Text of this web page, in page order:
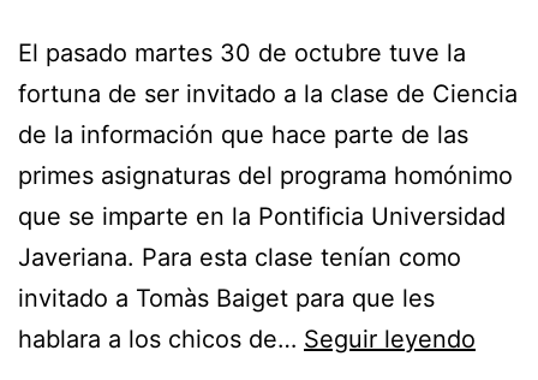
El pasado martes 30 de octubre tuve la
fortuna de ser invitado a la clase de Ciencia
de la información que hace parte de las
primes asignaturas del programa homónimo
que se imparte en la Pontificia Universidad
Javeriana. Para esta clase tenían como
invitado a Tomàs Baiget para que les
hablara a los chicos de… Seguir leyendo